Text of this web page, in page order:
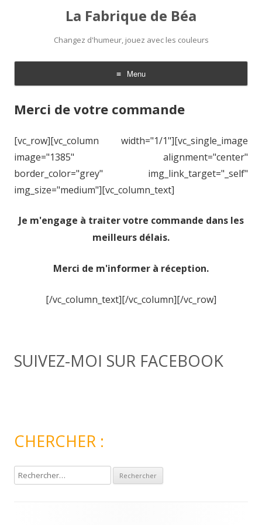
La Fabrique de Béa
Changez d'humeur, jouez avec les couleurs
Menu
Aller
contenu
Merci de votre commande
[vc_row][vc_column width="1/1"][vc_single_image
image="1385" alignment="center"
border_color="grey" img_link_target="_self"
img_size="medium"][vc_column_text]
Je m'engage à traiter votre commande dans les
meilleurs délais.
Merci de m'informer à réception.
[/vc_column_text][/vc_column][/vc_row]
SUIVEZ-MOI SUR FACEBOOK
CHERCHER :
e